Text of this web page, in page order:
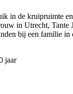
in de kruipruimte
in Utrecht,
bij een familie
jaar